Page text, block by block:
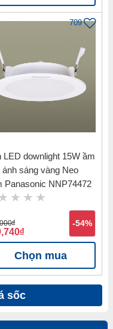
709
LED downlight 15W ầm
ánh sáng vàng Neo
Panasonic NNP74472
đ
đ
-54%
Chọn mua
sốc